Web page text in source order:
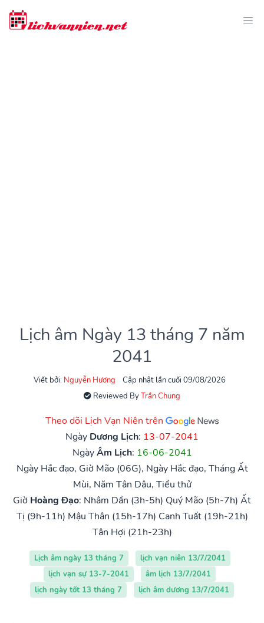
Lịch âm Ngày 13 tháng 7 năm
2041
Viết bởi: Nguyễn Hương
Cập nhật lần cuối 09/08/2026
Reviewed ByTrần Chung
Theo dõi Lịch Vạn Niên trên
Ngày Dương Lịch: 13-07-2041
NgàyÂm Lịch: 16-06-2041
Ngày Hắc đạo, Giờ Mão (06G), Ngày Hắc đạo, Tháng Ất
Mùi, Năm Tân Dậu, Tiểu thử
Giờ Hoàng Đạo: Nhâm Dần (3h-5h) Quý Mão (5h-7h) Ất
Tị (9h-11h) Mậu Thân (15h-17h) Canh Tuất (19h-21h)
Tân Hợi (21h-23h)
Lịch âm ngày 13 tháng 7
lịch vạn niên 13/7/2041
lịch vạn sự 13-7-2041
âm lịch 13/7/2041
lịch ngày tốt 13 tháng 7
lịch âm dương 13/7/2041